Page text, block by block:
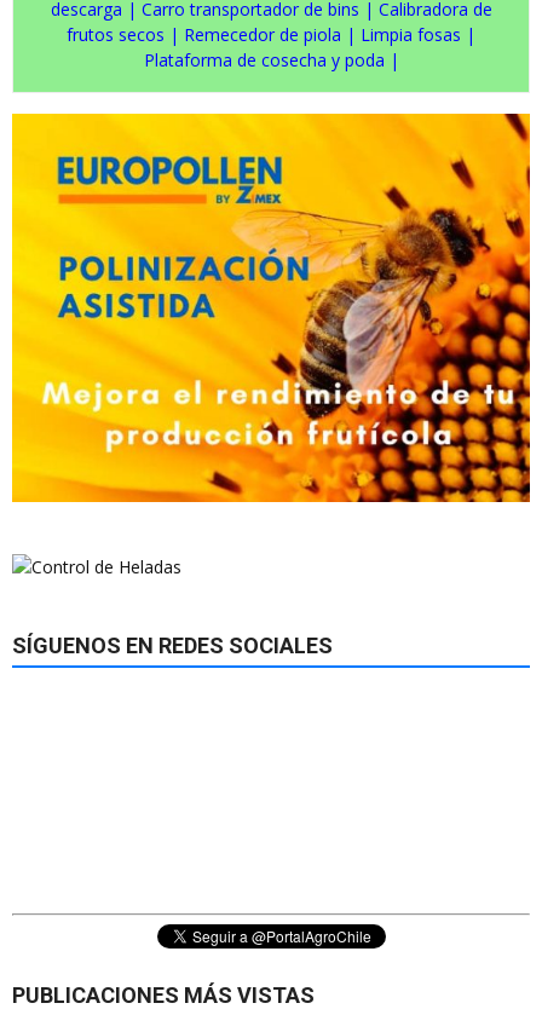
descarga | Carro transportador de bins | Calibradora de
frutos secos | Remecedor de piola | Limpia fosas |
Plataforma de cosecha y poda |
SÍGUENOS EN REDES SOCIALES
PUBLICACIONES MÁS VISTAS